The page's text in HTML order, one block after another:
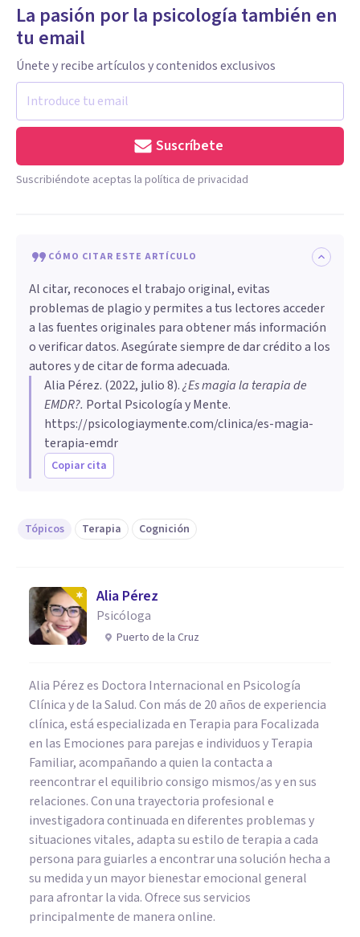
La pasión por la psicología también en
tu email
Únete y recibe artículos y contenidos exclusivos
Suscríbete
Suscribiéndote aceptas la política de privacidad
CÓMO CITAR ESTE ARTÍCULO
Al citar, reconoces el trabajo original, evitas
problemas de plagio y permites a tus lectores acceder
a las fuentes originales para obtener más información
o verificar datos. Asegúrate siempre de dar crédito a los
autores y de citar de forma adecuada.
Alia Pérez. (2022, julio 8).¿Es magia la terapia de
EMDR?. Portal Psicología y Mente.
https://psicologiaymente.com/clinica/es-magia-
terapia-emdr
Copiar cita
Tópicos Terapia Cognición
Alia Pérez
Psicóloga
Puerto de la Cruz
Alia Pérez es Doctora Internacional en Psicología
Clínica y de la Salud. Con más de 20 años de experiencia
clínica, está especializada en Terapia para Focalizada
en las Emociones para parejas e individuos y Terapia
Familiar, acompañando a quien la contacta a
reencontrar el equilibrio consigo mismos/as y en sus
relaciones. Con una trayectoria profesional e
investigadora continuada en diferentes problemas y
situaciones vitales, adapta su estilo de terapia a cada
persona para guiarles a encontrar una solución hecha a
su medida y un mayor bienestar emocional general
para afrontar la vida. Ofrece sus servicios
principalmente de manera online.